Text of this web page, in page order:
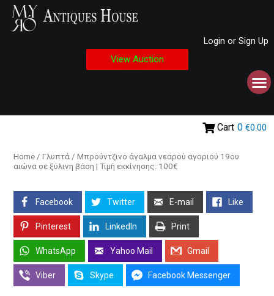
Login or Sign Up
View Auction
Cart 0 €0.00
Home / Γλυπτά / Μπρούντζινο άγαλμα νεαρού αγοριού 19ου
αιώνα σε ξύλινη βάση | Τιμή εκκίνησης: 100€
Facebook Twitter E-mail Like
Pinterest LinkedIn Print
WhatsApp Yahoo Mail Gmail
Viber Skype Facebook Messenger